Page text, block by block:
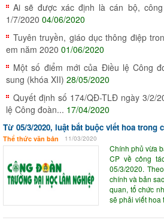
Ai sẽ được xác định là cán bộ,
1/7/2020 04/06/2020
Tuyên truyền, giáo dục thông điệp
em năm 2020 01/06/2020
Một số điểm mới của Điều lệ Công
sung (khóa XII) 28/05/2020
Quyết định số 174/QĐ-TLĐ ngày 3/2/
lệ Công đoàn... 17/04/2020
Từ 05/3/2020, luật bắt buộc viết hoa trong
Thể thức văn bản 11/03/2020
Chính phủ vừa
CP về công
05/3/2020.
chính và bản
quan, tổ chức
sẽ phải viết hoa